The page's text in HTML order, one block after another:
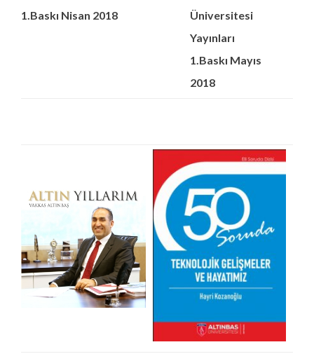
1.Baskı Nisan 2018
Üniversitesi
Yayınları
1.Baskı Mayıs
2018